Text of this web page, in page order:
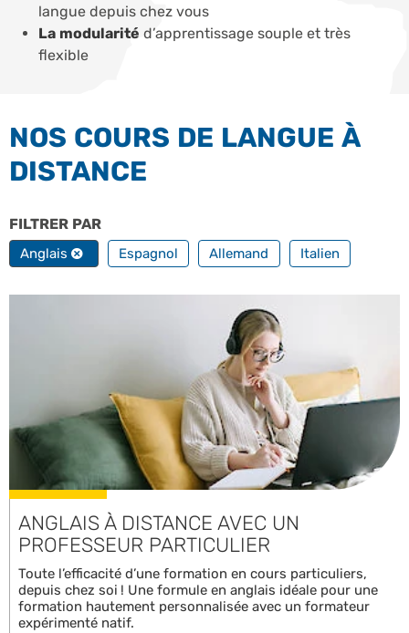
langue depuis chez vous
La modularité d’apprentissage souple et très
flexible
NOS COURS DE LANGUE À
DISTANCE
FILTRER PAR
Anglais Espagnol Allemand Italien
ANGLAIS À DISTANCE AVEC UN
PROFESSEUR PARTICULIER
Toute l’efficacité d’une formation en cours particuliers,
depuis chez soi ! Une formule en anglais idéale pour une
formation hautement personnalisée avec un formateur
expérimenté natif.